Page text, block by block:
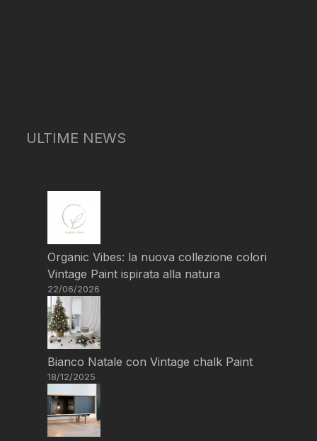
ULTIME NEWS
Organic Vibes: la nuova collezione colori
Vintage Paint ispirata alla natura
22/06/2026
Bianco Natale con Vintage chalk Paint
18/12/2025